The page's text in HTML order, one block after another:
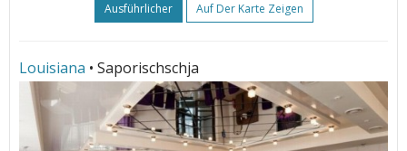
Ausführlicher Auf Der Karte Zeigen
Louisiana • Saporischschja